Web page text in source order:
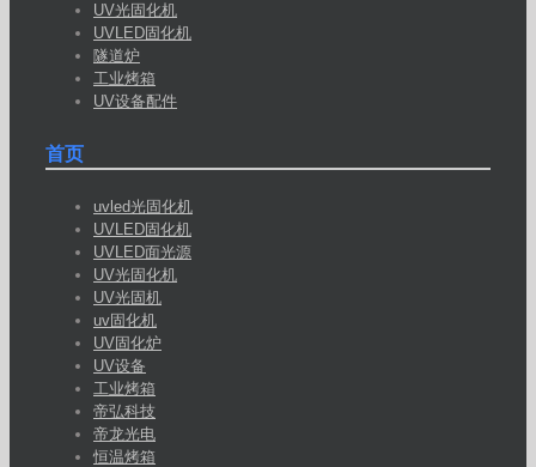
UV光固化机
UVLED固化机
隧道炉
工业烤箱
UV设备配件
首页
uvled光固化机
UVLED固化机
UVLED面光源
UV光固化机
UV光固机
uv固化机
UV固化炉
UV设备
工业烤箱
帝弘科技
帝龙光电
恒温烤箱